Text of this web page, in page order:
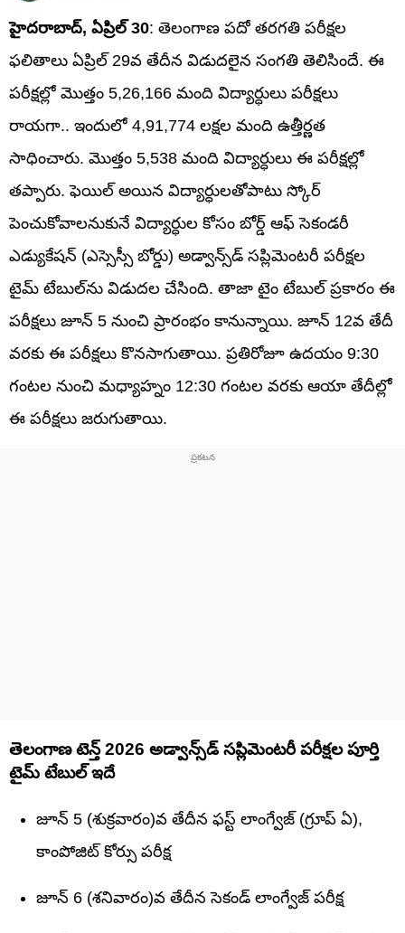
హైదరాబాద్‌, ఏప్రిల్ 30: తెలంగాణ పదో తరగతి పరీక్షల
ఫలితాలు ఏప్రిల్ 29వ తేదీన విడుదలైన సంగతి తెలిసిందే. ఈ
పరీక్షల్లో మొత్తం 5,26,166 మంది విద్యార్ధులు పరీక్షలు
రాయగా.. ఇందులో 4,91,774 లక్షల మంది ఉత్తీర్ణత
సాధించారు. మొత్తం 5,538 మంది విద్యార్ధులు ఈ పరీక్షల్లో
తప్పారు. ఫెయిల్‌ అయిన విద్యార్ధులతోపాటు స్కోర్
పెంచుకోవాలనుకునే విద్యార్ధుల కోసం బోర్డ్ ఆఫ్ సెకండరీ
ఎడ్యుకేషన్ (ఎస్సెస్సీ బోర్డు) అడ్వాన్స్‌డ్ సప్లిమెంటరీ పరీక్షల
టైమ్ టేబుల్‌ను విడుదల చేసింది. తాజా టైం టేబుల్ ప్రకారం ఈ
పరీక్షలు జూన్ 5 నుంచి ప్రారంభం కానున్నాయి. జూన్ 12వ తేదీ
వరకు ఈ పరీక్షలు కొనసాగుతాయి. ప్రతిరోజూ ఉదయం 9:30
గంటల నుంచి మధ్యాహ్నం 12:30 గంటల వరకు ఆయా తేదీల్లో
ఈ పరీక్షలు జరుగుతాయి.
తెలంగాణ టెన్త్‌ 2026 అడ్వాన్స్‌డ్ సప్లిమెంటరీ పరీక్షల పూర్తి
టైమ్ టేబుల్‌ ఇదే
జూన్ 5 (శుక్రవారం)వ తేదీన ఫస్ట్ లాంగ్వేజ్ (గ్రూప్ ఏ),
కాంపోజిట్ కోర్సు పరీక్ష
జూన్ 6 (శనివారం)వ తేదీన సెకండ్ లాంగ్వేజ్ పరీక్ష